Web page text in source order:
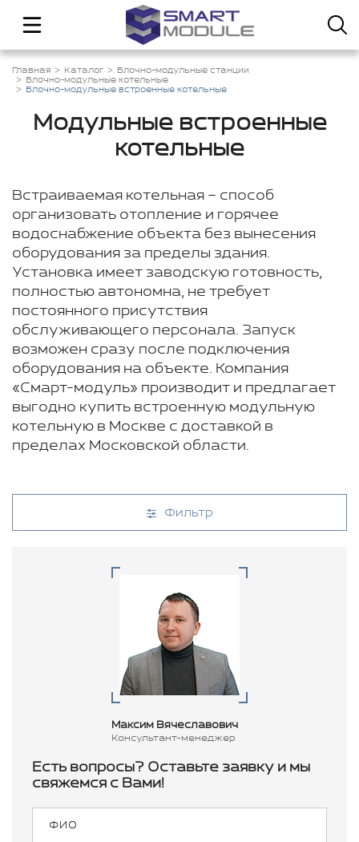
Главная Каталог
Блочно-модульные станции
Блочно-модульные котельные
Блочно-модульные встроенные котельные
Модульные встроенные
котельные
Встраиваемая котельная – способ
организовать отопление и горячее
водоснабжение объекта без вынесения
оборудования за пределы здания.
Установка имеет заводскую готовность,
полностью автономна, не требует
постоянного присутствия
обслуживающего персонала. Запуск
возможен сразу после подключения
оборудования на объекте. Компания
«Смарт-модуль» производит и предлагает
выгодно купить встроенную модульную
котельную в Москве с доставкой в
пределах Московской области.
Фильтр
Максим Вячеславович
Консультант-менеджер
Есть вопросы? Оставьте заявку и мы
свяжемся с Вами!